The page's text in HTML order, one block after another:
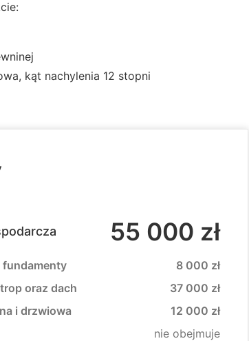
kąt nachylenia 12 stopni
55 000 zł
fundamenty
8 000 zł
oraz dach
37 000 zł
i drzwiowa
12 000 zł
nie obejmuje